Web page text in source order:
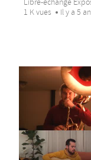
Libre-échange
1 K vues
Il y a 5